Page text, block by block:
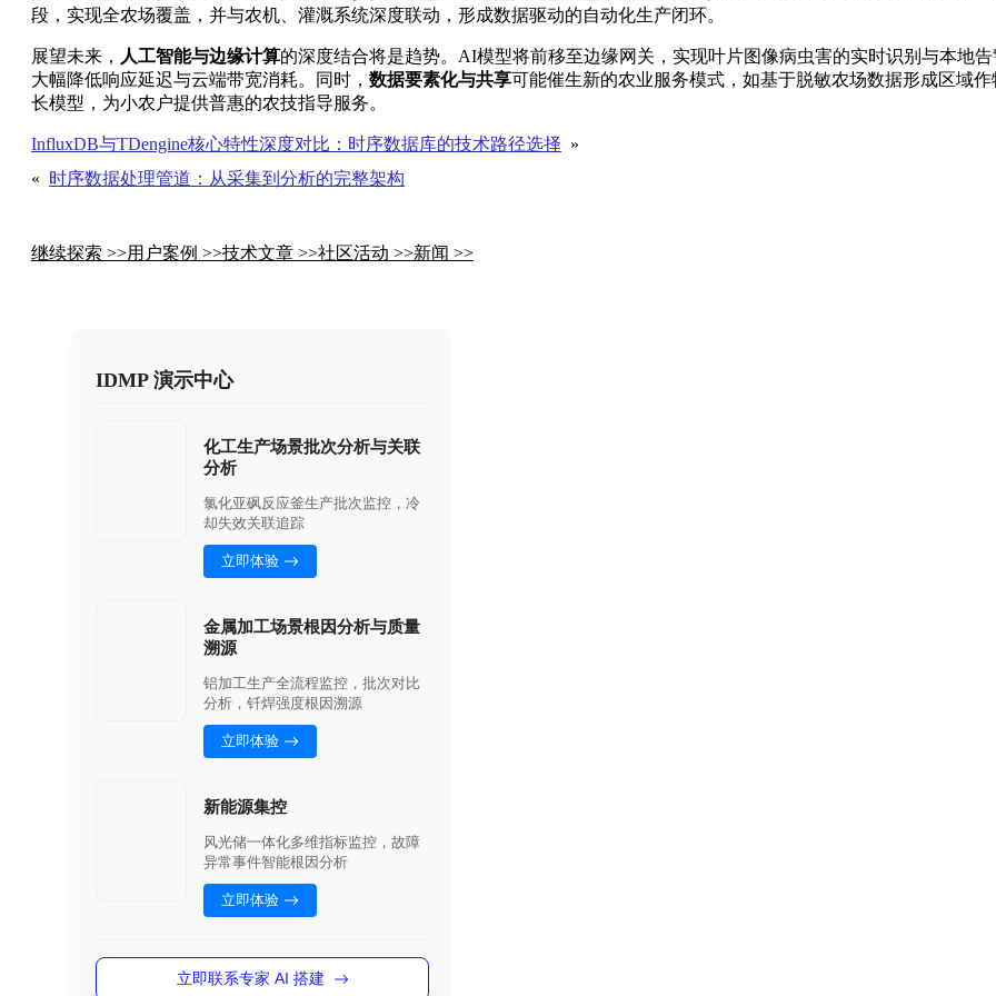
段，实现全农场覆盖，并与农机、灌溉系统深度联动，形成数据驱动的自动化生产闭环。
展望未来， 人工智能与边缘计算的深度结合将是趋势。AI模型将前移至边缘网关，实现叶片图像病虫害的实时识别与本地告
大幅降低响应延迟与云端带宽消耗。同时， 数据要素化与共享可能催生新的农业服务模式，如基于脱敏农场数据形成区域作
长模型，为小农户提供普惠的农技指导服务。
InfluxDB与TDengine核心特性深度对比：时序数据库的技术路径选择 »
« 时序数据处理管道：从采集到分析的完整架构
继续探索 >>用户案例 >>技术文章 >>社区活动 >>新闻 >>
IDMP 演示中心
化工生产场景批次分析与关联
分析
氯化亚砜反应釜生产批次监控，冷
却失效关联追踪
立即体验
金属加工场景根因分析与质量
溯源
铝加工生产全流程监控，批次对比
分析，钎焊强度根因溯源
立即体验
新能源集控
风光储一体化多维指标监控，故障
异常事件智能根因分析
立即体验
立即联系专家 AI 搭建